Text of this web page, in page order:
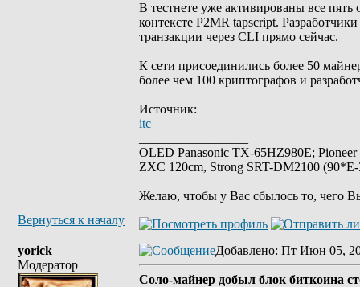
В тестнете уже активированы все
контексте P2MR tapscript.
транзакции через CLI прямо сейчас.
К сети присоединились более 50
более чем 100 криптографов и
Источник:
itc
OLED Panasonic TX-65HZ980E;
ZXC 120cm, Strong SRT-DM2100
Желаю, чтобы у Вас сбылось то, чего
Вернуться к началу
yorick
Модератор
Добавлено: Пт Июн 05,
Соло-майнер добыл блок биткоина